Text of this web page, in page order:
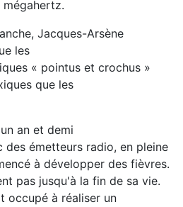
Jacques-Arsène
les
« pointus et crochus »
que les
an et demi
émetteurs radio, en pleine
à développer des fièvres.
pas jusqu'à la fin de sa vie.
occupé à réaliser un